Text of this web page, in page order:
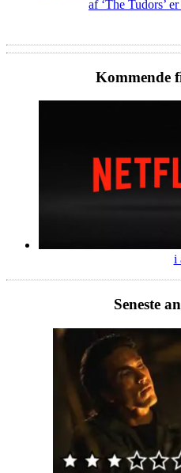
af ‘The Tudors’
Kommende
i
Seneste